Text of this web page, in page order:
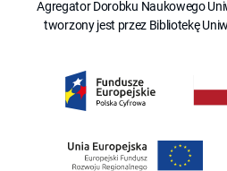
Agregator Dorobku Naukowego
tworzony jest przez Bibliotekę